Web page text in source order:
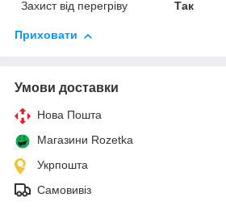
Захист від перегріву Так
Приховати
Умови доставки
Нова Пошта
Магазини Rozetka
Укрпошта
Самовивіз